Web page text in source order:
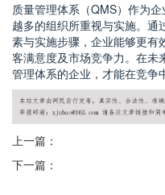
质量管理体系（QMS）作为
越多的组织所重视与实施。
素与实施步骤，企业能够更有
客满意度及市场竞争力。在未
管理体系的企业，才能在竞争
上一篇：
下一篇：